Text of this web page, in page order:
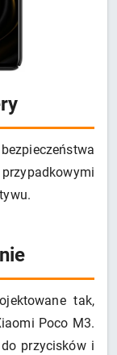
tak,
Poco M3.
przycisków i